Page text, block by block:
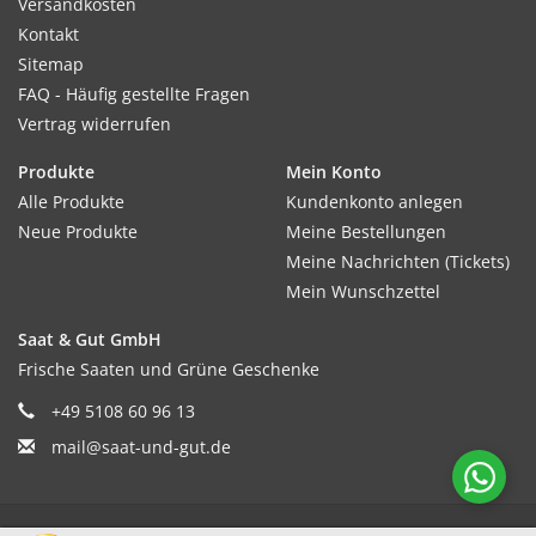
Kontakt
Sitemap
FAQ - Häufig gestellte Fragen
Vertrag widerrufen
Produkte
Alle Produkte
Neue Produkte
Mein Konto
Kundenkonto anlegen
Meine Bestellungen
Meine Nachrichten (Tickets)
Mein Wunschzettel
Saat & Gut GmbH
Frische Saaten und Grüne Geschenke
+49 5108 60 96 13
mail@saat-und-gut.de